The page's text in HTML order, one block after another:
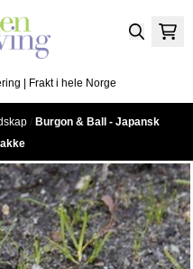
| Frakt i hele Norge
/ Burgon & Ball - Japansk